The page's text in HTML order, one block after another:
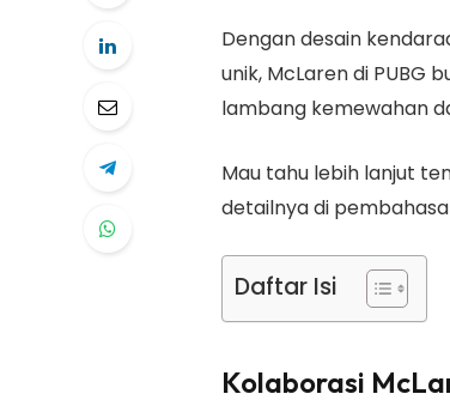
Dengan desain
unik, McLaren di PUBG
lambang kemewahan
Mau tahu lebih lanjut
detailnya di
Daftar Isi
Kolaborasi